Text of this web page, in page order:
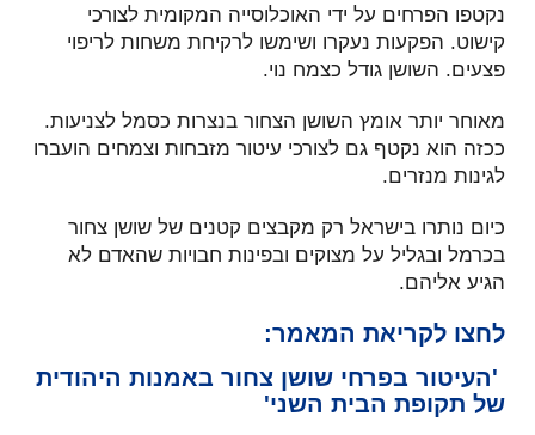
נקטפו הפרחים על ידי האוכלוסייה המקומית לצורכי
קישוט. הפקעות נעקרו ושימשו לרקיחת משחות לריפוי
פצעים. השושן גודל כצמח נוי.
מאוחר יותר אומץ השושן הצחור בנצרות כסמל לצניעות.
ככזה הוא נקטף גם לצורכי עיטור מזבחות וצמחים הועברו
לגינות מנזרים.
כיום נותרו בישראל רק מקבצים קטנים של שושן צחור
בכרמל ובגליל על מצוקים ובפינות חבויות שהאדם לא
הגיע אליהם.
לחצו לקריאת המאמר:
'העיטור בפרחי שושן צחור באמנות היהודית
של תקופת הבית השני'